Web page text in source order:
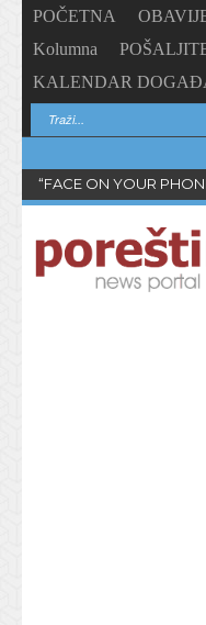
POČETNA
Kolumna
KALENDAR
“FACE ON YOUR